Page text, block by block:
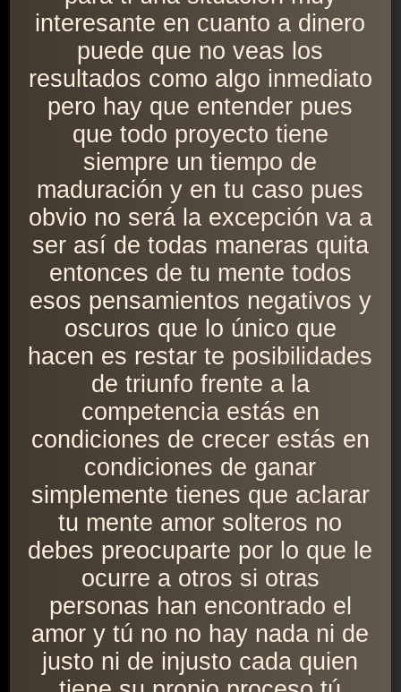
interesante en cuanto a dinero
puede que no veas los
resultados como algo inmediato
pero hay que entender pues
que todo proyecto tiene
siempre un tiempo de
maduración y en tu caso pues
obvio no será la excepción va a
ser así de todas maneras quita
entonces de tu mente todos
esos pensamientos negativos y
oscuros que lo único que
hacen es restar te posibilidades
de triunfo frente a la
competencia estás en
condiciones de crecer estás en
condiciones de ganar
simplemente tienes que aclarar
tu mente amor solteros no
debes preocuparte por lo que le
ocurre a otros si otras
personas han encontrado el
amor y tú no no hay nada ni de
justo ni de injusto cada quien